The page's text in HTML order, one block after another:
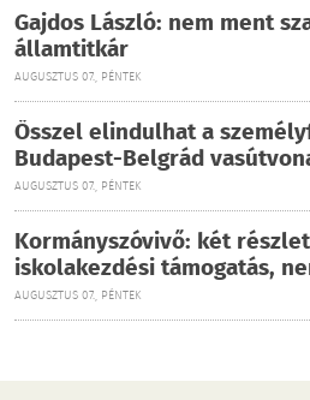
Gajdos László: nem ment
államtitkár
AUGUSZTUS 07., PÉNTEK
Ősszel elindulhat a
Budapest-Belgrád
AUGUSZTUS 07., PÉNTEK
Kormányszóvivő: két
iskolakezdési támogatás,
AUGUSZTUS 07., PÉNTEK